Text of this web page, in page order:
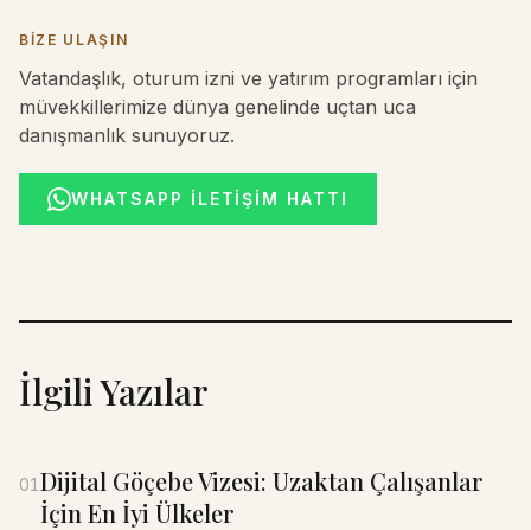
BIZE ULAŞIN
Vatandaşlık, oturum izni ve yatırım programları için
müvekkillerimize dünya genelinde uçtan uca
danışmanlık sunuyoruz.
WHATSAPP İLETIŞIM HATTI
İlgili Yazılar
01 Dijital Göçebe Vizesi: Uzaktan Çalışanlar
İçin En İyi Ülkeler